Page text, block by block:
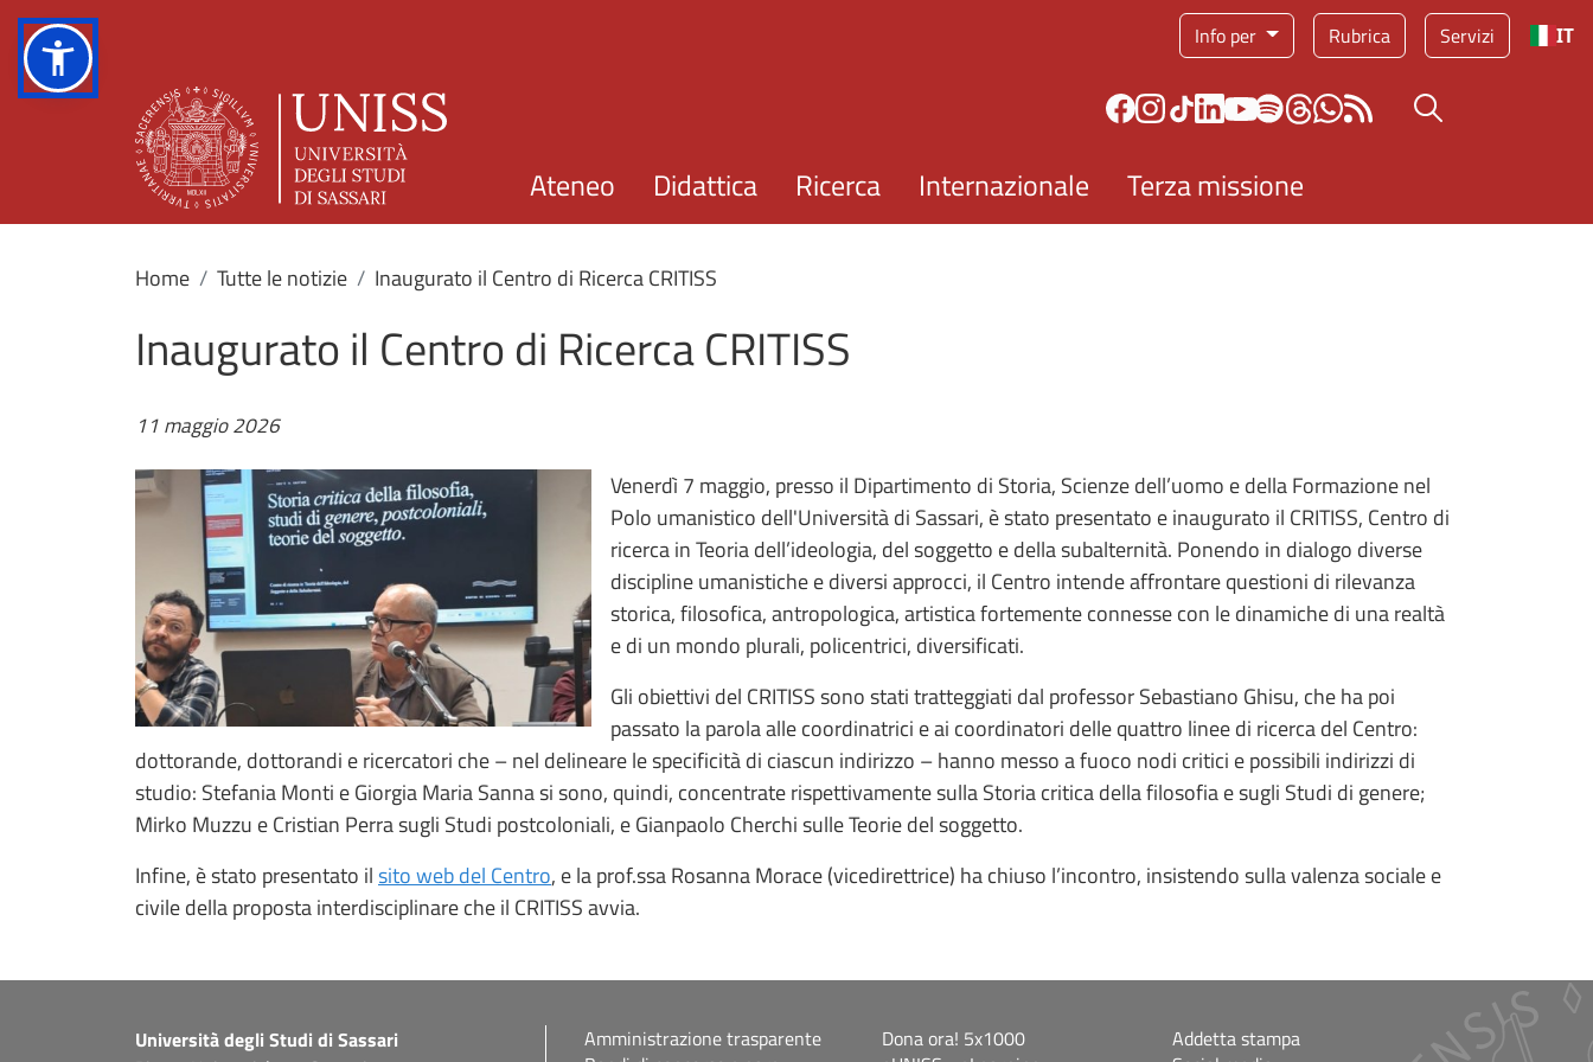
Info per Rubrica Servizi IT
Bottone cerca
Ateneo Didattica Ricerca Internazionale Terza missione
Home Tutte le notizie Inaugurato il Centro di Ricerca CRITISS
Inaugurato il Centro di Ricerca CRITISS
11 maggio 2026
Venerdì 7 maggio, presso il Dipartimento di Storia, Scienze dell’uomo e della Formazione nel
Polo umanistico dell'Università di Sassari, è stato presentato e inaugurato il CRITISS, Centro di
ricerca in Teoria dell’ideologia, del soggetto e della subalternità. Ponendo in dialogo diverse
discipline umanistiche e diversi approcci, il Centro intende affrontare questioni di rilevanza
storica, filosofica, antropologica, artistica fortemente connesse con le dinamiche di una realtà
e di un mondo plurali, policentrici, diversificati.
Gli obiettivi del CRITISS sono stati tratteggiati dal professor Sebastiano Ghisu, che ha poi
passato la parola alle coordinatrici e ai coordinatori delle quattro linee di ricerca del Centro:
dottorande, dottorandi e ricercatori che – nel delineare le specificità di ciascun indirizzo – hanno messo a fuoco nodi critici e possibili indirizzi di
studio: Stefania Monti e Giorgia Maria Sanna si sono, quindi, concentrate rispettivamente sulla Storia critica della filosofia e sugli Studi di genere;
Mirko Muzzu e Cristian Perra sugli Studi postcoloniali, e Gianpaolo Cherchi sulle Teorie del soggetto.
Infine, è stato presentato ilsito web del Centro, e la prof.ssa Rosanna Morace (vicedirettrice) ha chiuso l’incontro, insistendo sulla valenza sociale e
civile della proposta interdisciplinare che il CRITISS avvia.
Università degli Studi di Sassari
Amministrazione trasparente
Dona ora! 5x1000
Addetta stampa